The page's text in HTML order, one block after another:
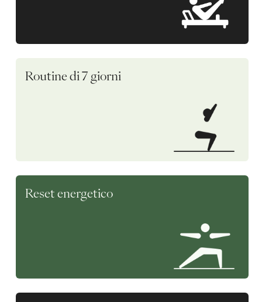
Routine di 7 giorni
Reset energetico